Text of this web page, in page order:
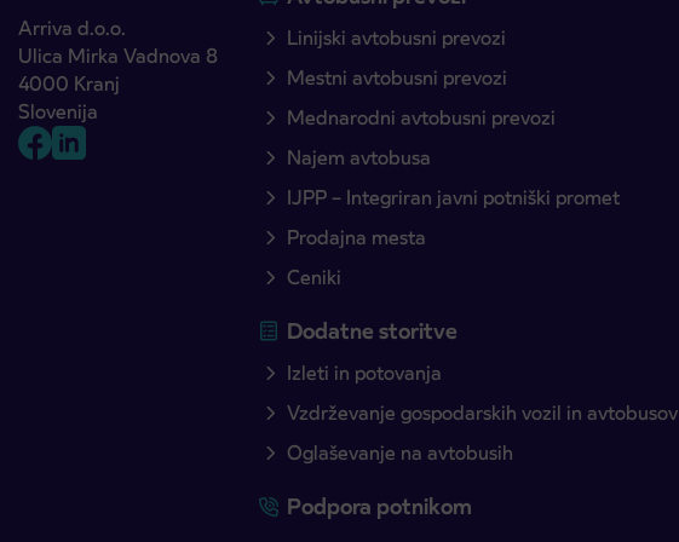
Arriva d.o.o.
Ulica Mirka Vadnova 8
4000 Kranj
Slovenija
Linijski avtobusni prevozi
Mestni avtobusni prevozi
Mednarodni avtobusni prevozi
Najem avtobusa
IJPP – Integriran javni potniški promet
Prodajna mesta
Ceniki
Dodatne storitve
Izleti in potovanja
Vzdrževanje gospodarskih vozil in avtobusov
Oglaševanje na avtobusih
Podpora potnikom